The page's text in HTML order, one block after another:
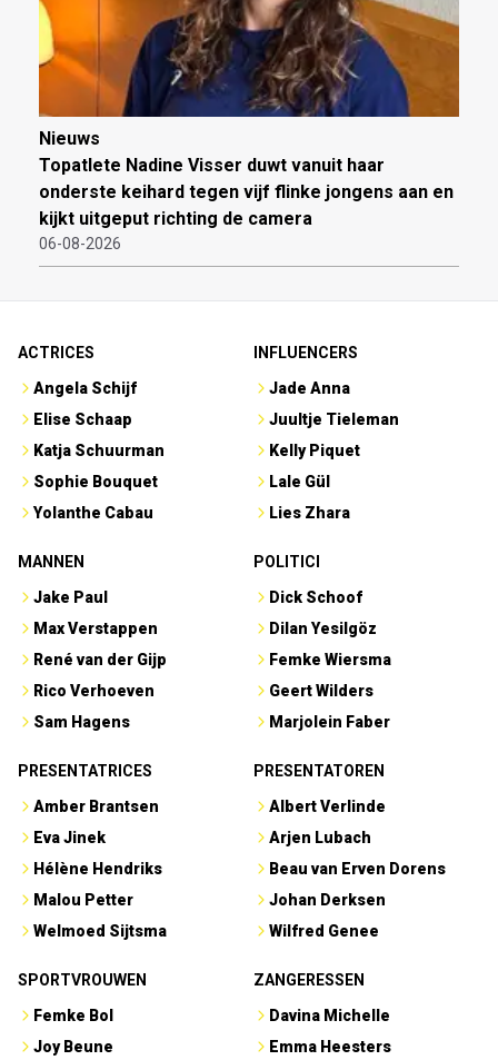
Nieuws
Topatlete Nadine Visser duwt vanuit haar
onderste keihard tegen vijf flinke jongens aan en
kijkt uitgeput richting de camera
06-08-2026
ACTRICES
Angela Schijf
Elise Schaap
Katja Schuurman
Sophie Bouquet
Yolanthe Cabau
INFLUENCERS
Jade Anna
Juultje Tieleman
Kelly Piquet
Lale Gül
Lies Zhara
MANNEN
Jake Paul
Max Verstappen
René van der Gijp
Rico Verhoeven
Sam Hagens
POLITICI
Dick Schoof
Dilan Yesilgöz
Femke Wiersma
Geert Wilders
Marjolein Faber
PRESENTATRICES
Amber Brantsen
Eva Jinek
Hélène Hendriks
Malou Petter
Welmoed Sijtsma
PRESENTATOREN
Albert Verlinde
Arjen Lubach
Beau van Erven Dorens
Johan Derksen
Wilfred Genee
SPORTVROUWEN
Femke Bol
Joy Beune
ZANGERESSEN
Davina Michelle
Emma Heesters